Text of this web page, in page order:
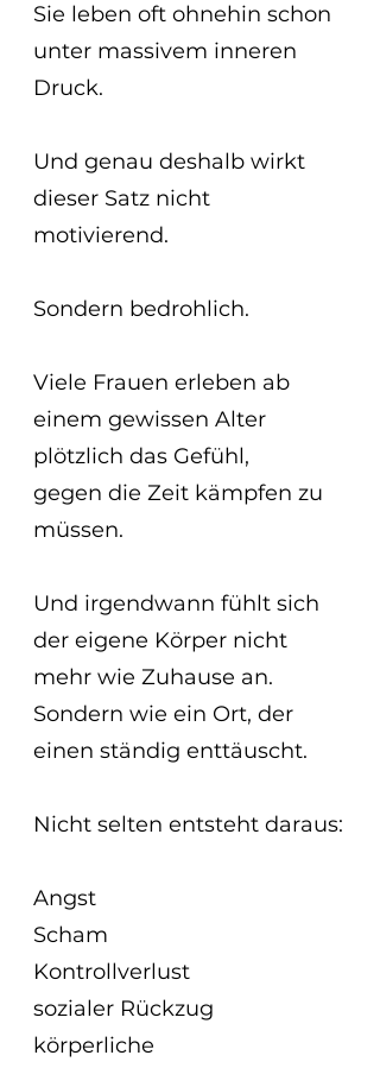
Sie leben oft ohnehin schon
unter massivem inneren
Druck.
Und genau deshalb wirkt
dieser Satz nicht
motivierend.
Sondern bedrohlich.
Viele Frauen erleben ab
einem gewissen Alter
plötzlich das Gefühl,
gegen die Zeit kämpfen zu
müssen.
Und irgendwann fühlt sich
der eigene Körper nicht
mehr wie Zuhause an.
Sondern wie ein Ort, der
einen ständig enttäuscht.
Nicht selten entsteht daraus:
Angst
Scham
Kontrollverlust
sozialer Rückzug
körperliche